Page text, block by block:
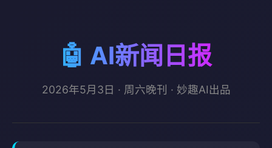
🤖 AI新闻日报
2026年5月3日 · 周六晚刊 · 妙趣AI出品